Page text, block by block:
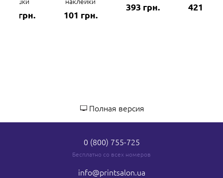
298 грн. 101 грн.
393 грн. 421 грн.
Полная версия
0 (800) 755-725
Бесплатно со всех номеров
info@printsalon.ua